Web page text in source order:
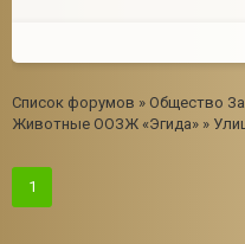
Список форумов » Общество
Животные ООЗЖ «Эгида» »
1